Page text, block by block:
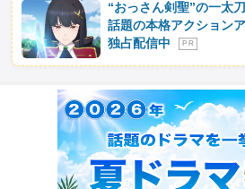
“おっさん剣聖”の一
話題の本格アクション
独占配信中
P R